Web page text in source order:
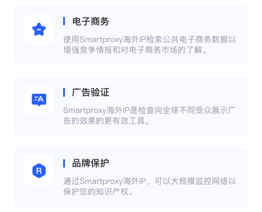
电子商务
使用Smartproxy海外IP检索公共电子商务数据以
增强竞争情报和对电子商务市场的了解。
广告验证
Smartproxy海外IP是检查向全球不同受众展示广
告的效果的更有效工具。
品牌保护
通过Smartproxy海外IP，可以大规模监控网络以
保护您的知识产权。